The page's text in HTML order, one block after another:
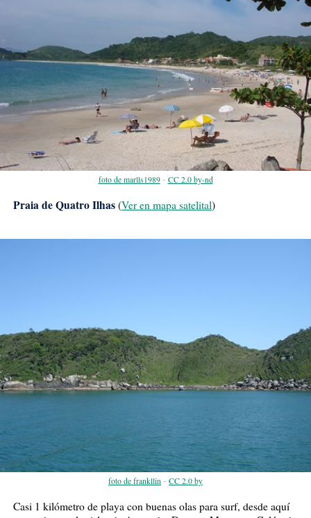
foto de marlls1989- CC 2.0 by-nd
Praia de Quatro Ilhas(Ver en mapa satelital)
foto de frankllin - CC 2.0 by
Casi 1 kilómetro de playa con buenas olas para surf, desde aquí